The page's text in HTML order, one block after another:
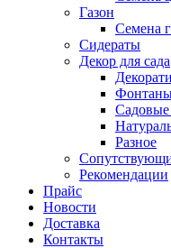
Газон
Семена
Сидераты
Декор для сада
Фонтаны
Разное
Рекомендации
Прайс
Новости
Доставка
Контакты